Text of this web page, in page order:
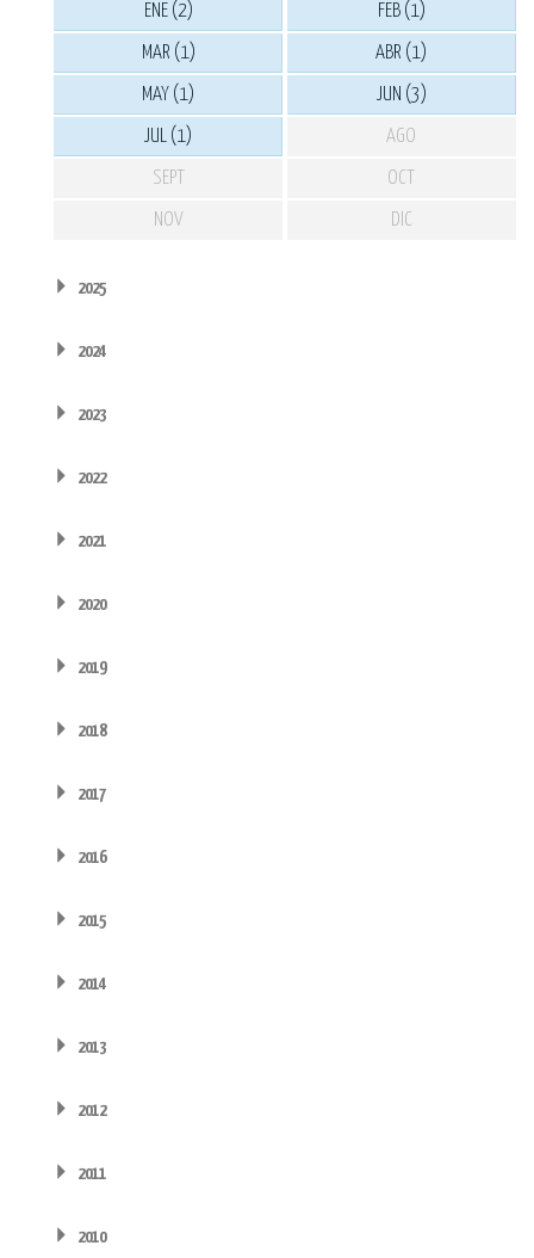
ENE (2) FEB (1)
MAR (1) ABR (1)
MAY (1) JUN (3)
JUL (1) AGO
SEPT OCT
NOV DIC
2025
2024
2023
2022
2021
2020
2019
2018
2017
2016
2015
2014
2013
2012
2011
2010